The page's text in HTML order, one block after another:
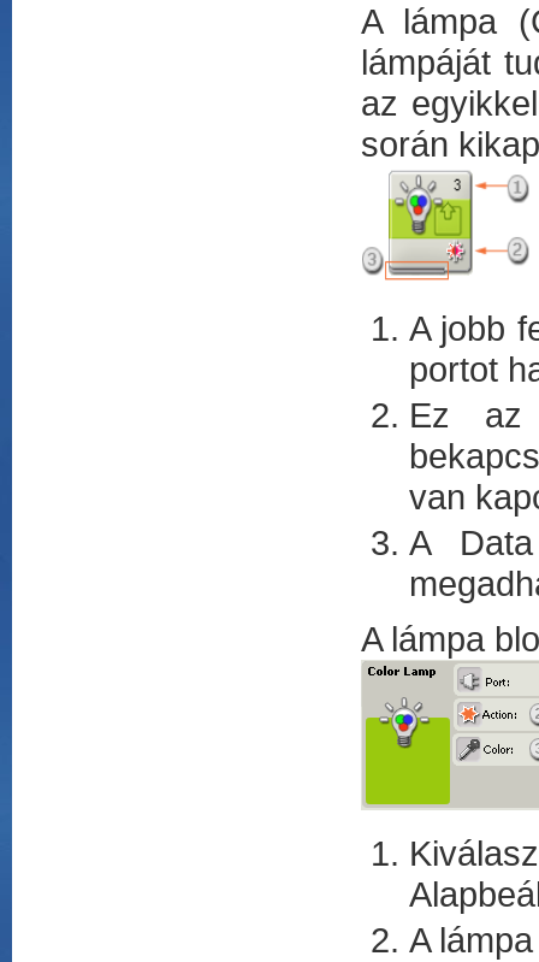
A lámpa
lámpáját
az
során
A jobb
portot
Ez az
van
A
A lámpa
A